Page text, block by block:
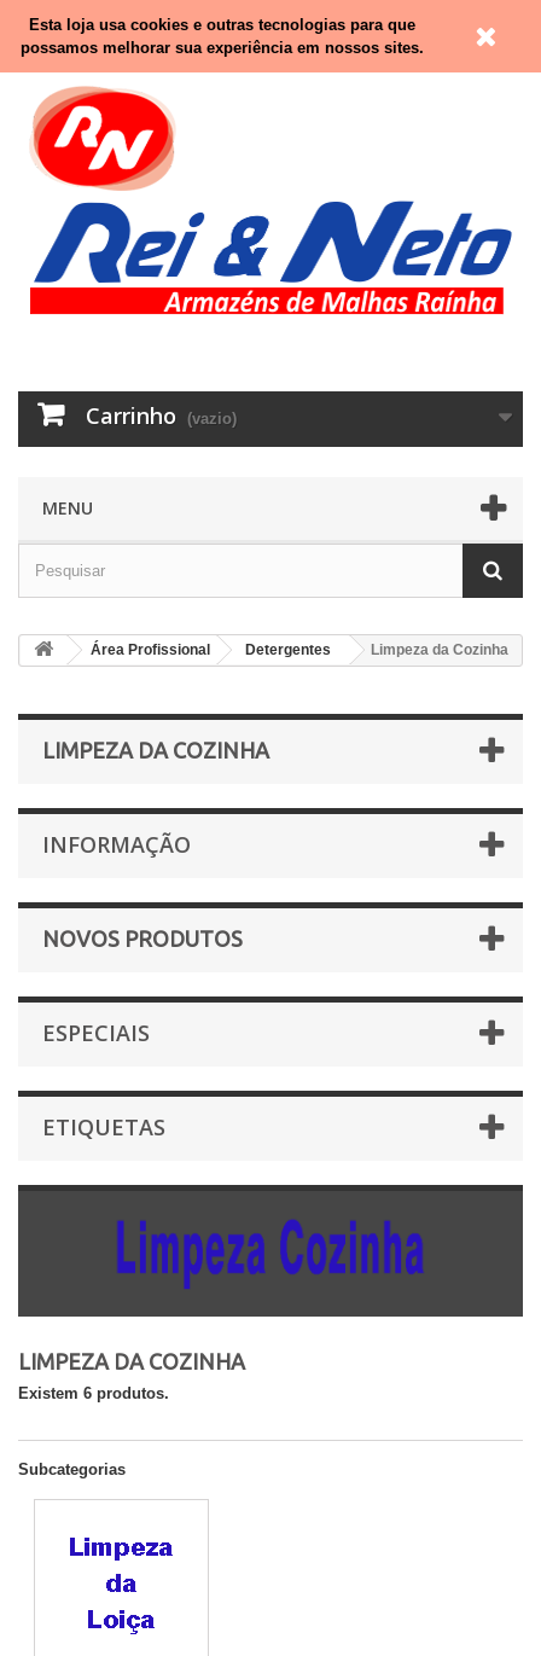
Contacte-nos
Carrinho (vazio)
MENU
Área Profissional Detergentes Limpeza da Cozinha
LIMPEZA DA COZINHA
INFORMAÇÃO
NOVOS PRODUTOS
ESPECIAIS
ETIQUETAS
LIMPEZA DA COZINHA
Existem 6 produtos.
Subcategorias
Esta loja usa cookies e outras tecnologias para que
possamos melhorar sua experiência em nossos sites.